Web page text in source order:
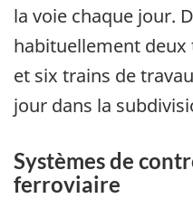
la voie chaque jour.
habituellement
et six trains de
jour dans la
Systèmes de
ferroviaire